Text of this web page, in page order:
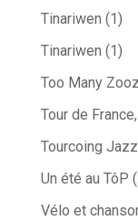
Tinariwen (1)
Tinariwen (1)
Too Many Zooz
Tour de
Tourcoing Jazz
Un été au TôP
Vélo et